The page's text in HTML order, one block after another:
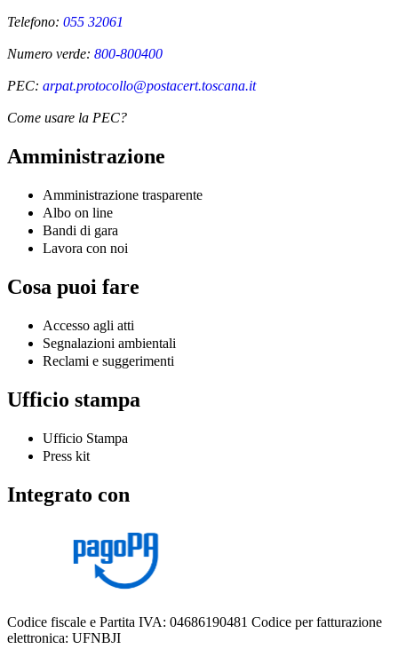
Telefono: 055 32061
Numero verde: 800-800400
PEC: arpat.protocollo@postacert.toscana.it
Come usare la PEC?
Amministrazione
Amministrazione trasparente
Albo on line
Bandi di gara
Lavora con noi
Cosa puoi fare
Accesso agli atti
Segnalazioni ambientali
Reclami e suggerimenti
Ufficio stampa
Ufficio Stampa
Press kit
Integrato con
Codice fiscale e Partita IVA: 04686190481 Codice per fatturazione
elettronica: UFNBJI